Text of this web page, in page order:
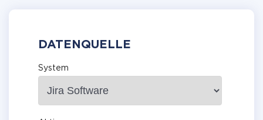
DATENQUELLE
System